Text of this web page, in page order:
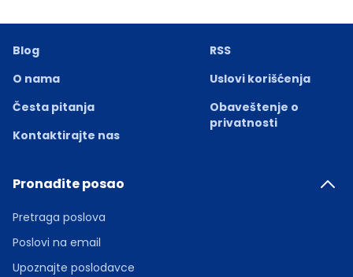
Blog
O nama
Česta pitanja
Kontaktirajte nas
RSS
Uslovi korišćenja
Obaveštenje o
privatnosti
Pronađite posao
Pretraga poslova
Poslovi na email
Upoznajte poslodavce